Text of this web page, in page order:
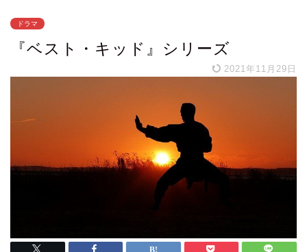
ドラマ
『ベスト・キッド』シリーズ
2021年11月29日